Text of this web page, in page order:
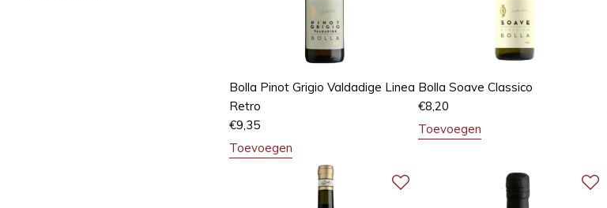
Bolla Pinot Grigio Valdadige Linea
Retro
€9,35
Toevoegen
Bolla Soave Classico
€8,20
Toevoegen